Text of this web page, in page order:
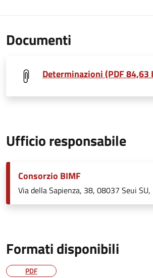
Documenti
Determinazioni (PDF 84,63
Ufficio responsabile
Consorzio BIMF
Via della Sapienza, 38, 08037 Seui
Formati disponibili
PDF